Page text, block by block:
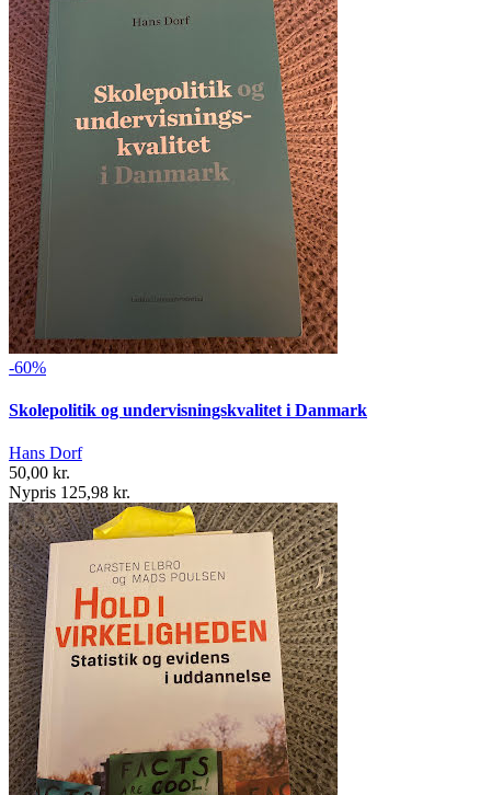
-60%
Skolepolitik og undervisningskvalitet i Danmark
Hans Dorf
50,00 kr.
Nypris 125,98 kr.